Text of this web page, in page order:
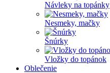
Návleky na topánky
Nesmeky, mačky
Šnúrky
Vložky do topánok
Oblečenie